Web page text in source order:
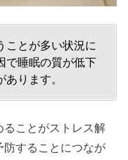
ことが多い状況に
で睡眠の質が低下
ります。
ことがストレス解
することにつなが